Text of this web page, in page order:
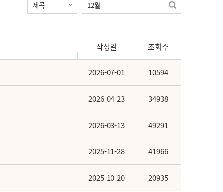
작성일 조회수
2026-07-01 10594
2026-04-23 34938
2026-03-13 49291
2025-11-28 41966
2025-10-20 20935